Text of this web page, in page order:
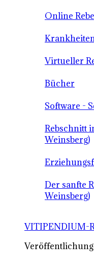
Online
Virtueller
Bücher
Software -
Rebschnitt
Weinsberg)
Der sanfte
Weinsberg)
VITIPENDIUM-